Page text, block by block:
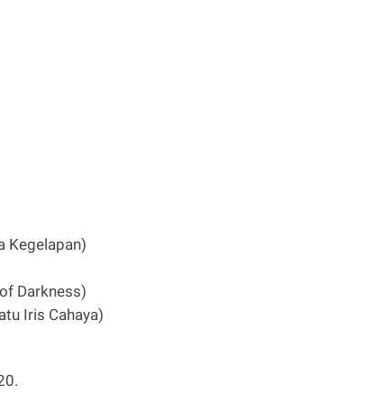
Kegelapan)
Darkness)
Iris Cahaya)